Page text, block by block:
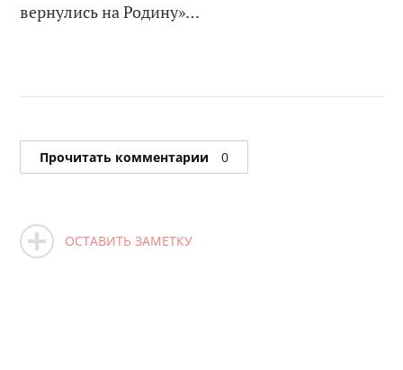
вернулись на Родину»…
Прочитать комментарии 0
ОСТАВИТЬ ЗАМЕТКУ